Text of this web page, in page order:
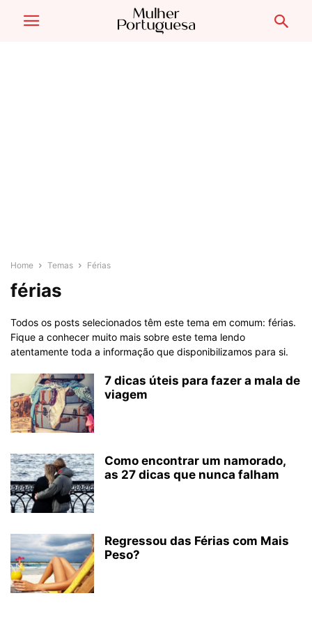
Home Temas Férias
férias
Todos os posts selecionados têm este tema em comum: férias.
Fique a conhecer muito mais sobre este tema lendo
atentamente toda a informação que disponibilizamos para si.
7 dicas úteis para fazer a mala de
viagem
Como encontrar um namorado,
as 27 dicas que nunca falham
Regressou das Férias com Mais
Peso?